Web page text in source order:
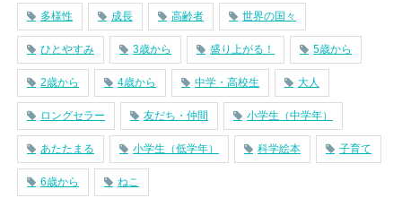
多様性 成長 高齢者 世界の国々
ひとやすみ 3歳から 盛り上がる！ 5歳から
2歳から 4歳から 中学・高校生 大人
ロングセラー 友だち・仲間 小学生（中学年）
あたたまる 小学生（低学年） 科学絵本 子育て
6歳から ねこ